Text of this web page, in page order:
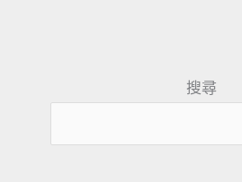
搜尋